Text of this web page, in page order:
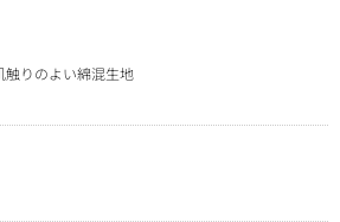
触りのよい綿混生地